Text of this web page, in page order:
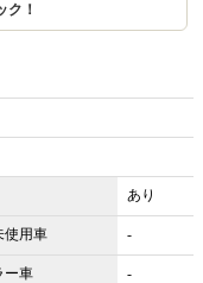
ク！
あり
使用車 -
ー車 -